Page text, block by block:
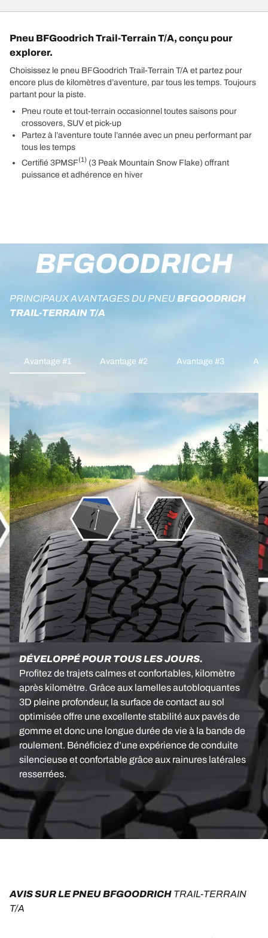
Pneu BFGoodrich Trail-Terrain T/A, conçu pour
explorer.
Choisissez le pneu BFGoodrich Trail-Terrain T/A et partez pour
encore plus de kilomètres d’aventure, par tous les temps. Toujours
partant pour la piste.
Pneu route et tout-terrain occasionnel toutes saisons pour
crossovers, SUV et pick-up
Partez à l’aventure toute l’année avec un pneu performant par
tous les temps
Certifié 3PMSF(1) (3 Peak Mountain Snow Flake) offrant
puissance et adhérence en hiver
BFGOODRICH
PRINCIPAUX AVANTAGES DU PNEUBFGOODRICH
TRAIL-TERRAIN T/A
Avantage #1 Avantage #2 Avantage #3
DÉVELOPPÉ POUR TOUS LES JOURS.
Profitez de trajets calmes et confortables, kilomètre
après kilomètre. Grâce aux lamelles autobloquantes
3D pleine profondeur, la surface de contact au sol
optimisée offre une excellente stabilité aux pavés de
gomme et donc une longue durée de vie à la bande de
roulement. Bénéficiez d’une expérience de conduite
silencieuse et confortable grâce aux rainures latérales
resserrées.
AVIS SUR LE PNEU BFGOODRICH TRAIL-TERRAIN
T/A